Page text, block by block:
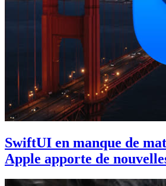
SwiftUI en manque de
Apple apporte de